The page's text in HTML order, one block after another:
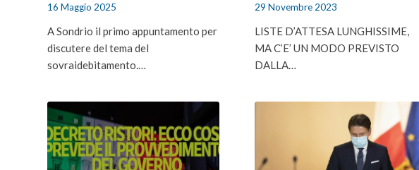
16 Maggio 2025
A Sondrio il primo appuntamento per
discutere del tema del
sovraidebitamento.…
29 Novembre 2023
LISTE D’ATTESA LUNGHISSIME,
MA C’E’ UN MODO PREVISTO
DALLA…